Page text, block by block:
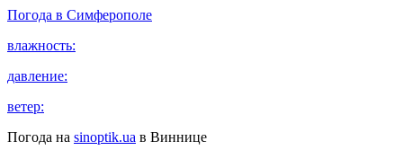
Погода в Симферополе
влажность:
давление:
ветер:
Погода на sinoptik.ua в Виннице